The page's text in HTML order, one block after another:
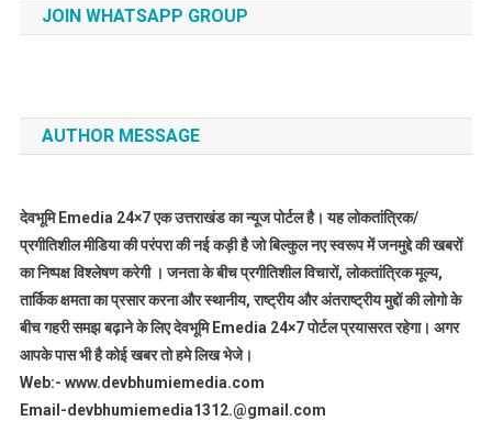
JOIN WHATSAPP GROUP
AUTHOR MESSAGE
देवभूमि Emedia 24×7 एक उत्तराखंड का न्यूज पोर्टल है। यह लोकतांत्रिक/
प्रगीतिशील मीडिया की परंपरा की नई कड़ी है जो बिल्कुल नए स्वरूप में जनमुद्दे की खबरों
का निष्पक्ष विश्लेषण करेगी । जनता के बीच प्रगीतिशील विचारों, लोकतांत्रिक मूल्य,
तार्किक क्षमता का प्रसार करना और स्थानीय, राष्ट्रीय और अंतराष्ट्रीय मुद्दों की लोगो के
बीच गहरी समझ बढ़ाने के लिए देवभूमि Emedia 24×7 पोर्टल प्रयासरत रहेगा। अगर
आपके पास भी है कोई खबर तो हमे लिख भेजे।
Web:- www.devbhumiemedia.com
Email-devbhumiemedia1312.@gmail.com